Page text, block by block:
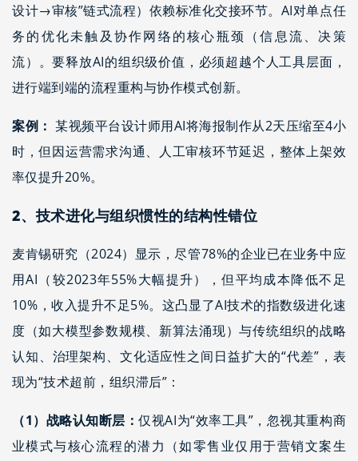
设计→审核”链式流程）依赖标准化交接环节。AI对单点任
务的优化未触及协作网络的核心瓶颈（信息流、决策
流）。要释放AI的组织级价值，必须超越个人工具层面，
进行端到端的流程重构与协作模式创新。
案例： 某视频平台设计师用AI将海报制作从2天压缩至4小
时，但因运营需求沟通、人工审核环节延迟，整体上架效
率仅提升20%。
2、技术进化与组织惯性的结构性错位
麦肯锡研究（2024）显示，尽管78%的企业已在业务中应
用AI（较2023年55%大幅提升），但平均成本降低不足
10%，收入提升不足5%。这凸显了AI技术的指数级进化速
度（如大模型参数规模、新算法涌现）与传统组织的战略
认知、治理架构、文化适应性之间日益扩大的“代差”，表
现为“技术超前，组织滞后”：
（1）战略认知断层：仅视AI为“效率工具”，忽视其重构商
业模式与核心流程的潜力（如零售业仅用于营销文案生